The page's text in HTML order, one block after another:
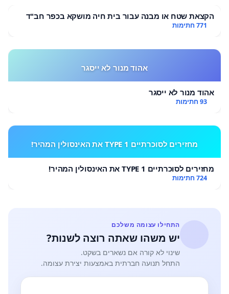
הקצאת שטח או מבנה עבור בית חיה מושקא בכפר חב"ד
771 חתימות
אהוד מנור לא ייסגר
אהוד מנור לא ייסגר
93 חתימות
מחזירים לסוכרתיים TYPE 1 את האינסולין המהיר!
מחזירים לסוכרתיים TYPE 1 את האינסולין המהיר!
724 חתימות
התחילו עצומה משלכם
יש משהו שאתה רוצה לשנות?
שינוי לא קורה אם נשארים בשקט.
התחל תנועה חברתית באמצעות יצירת עצומה.